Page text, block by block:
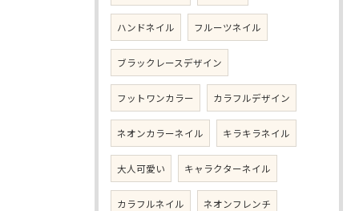
ハンドネイル フルーツネイル
ブラックレースデザイン
フットワンカラー カラフルデザイン
ネオンカラーネイル キラキラネイル
大人可愛い キャラクターネイル
カラフルネイル ネオンフレンチ